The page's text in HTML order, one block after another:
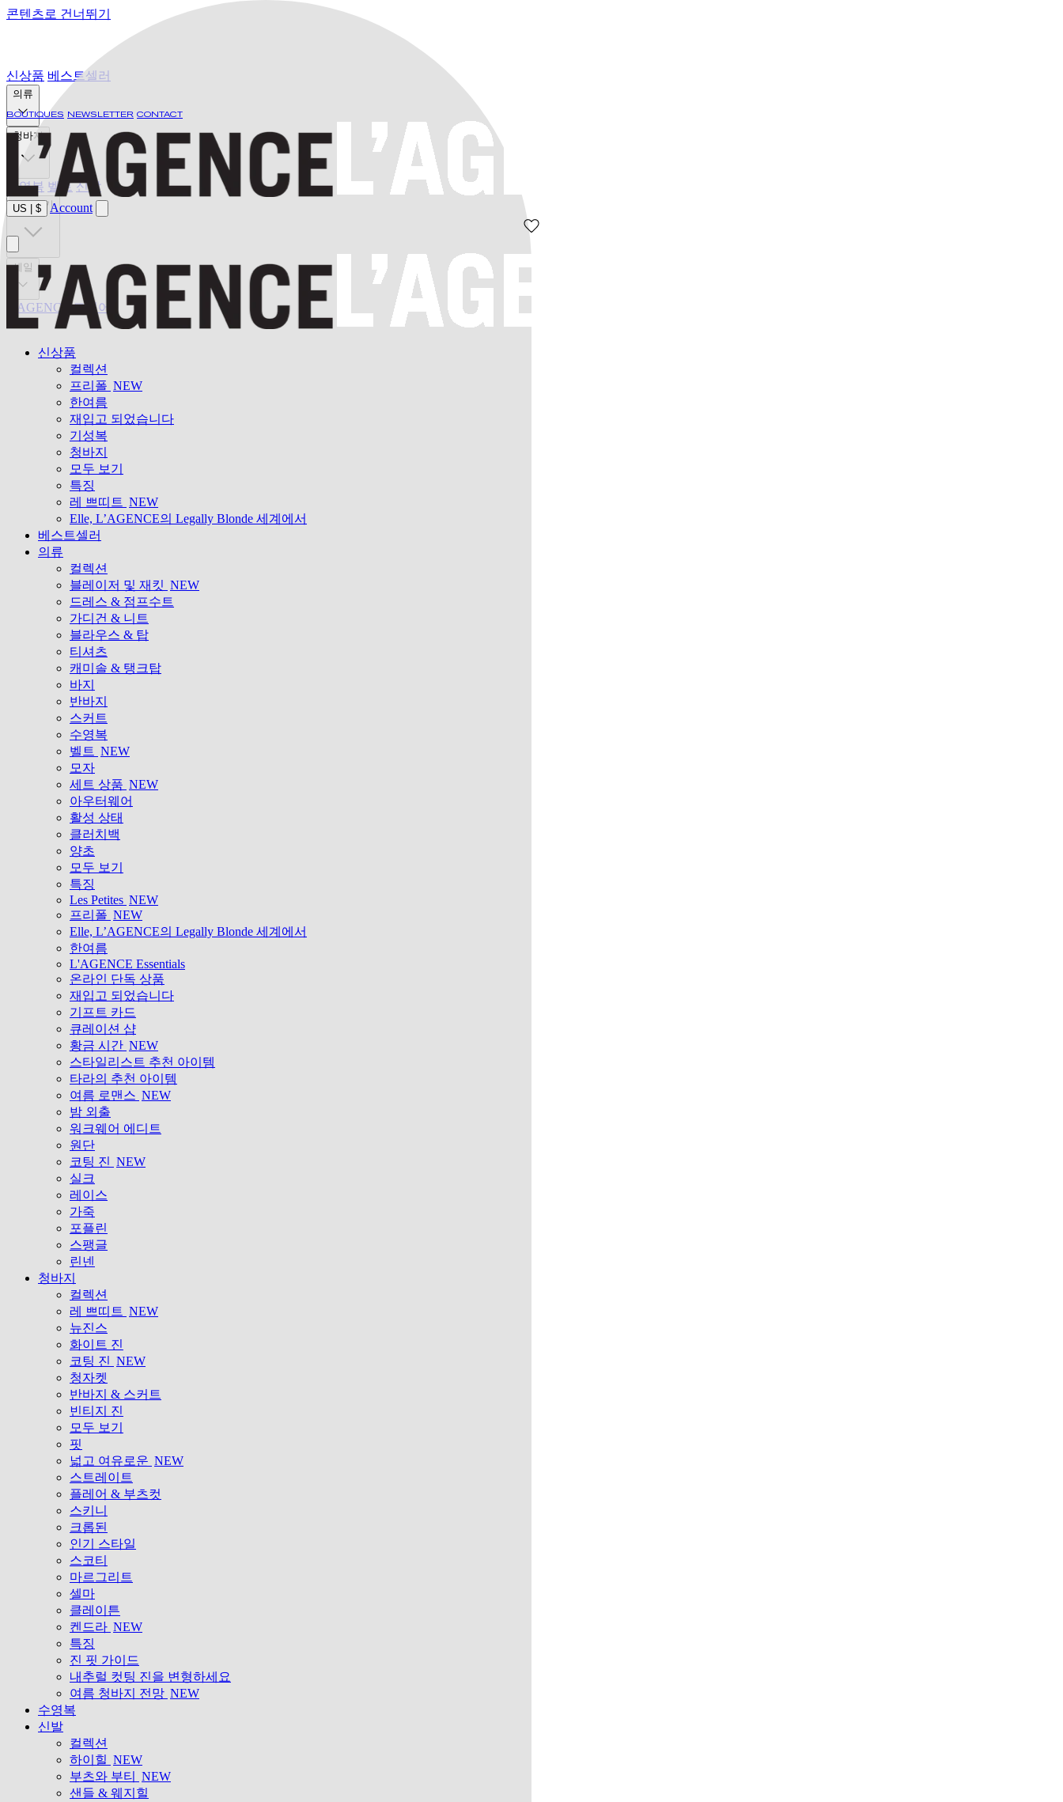
콘텐츠로 건너뛰기
BOUTIQUES NEWSLETTER CONTACT
US $ Account
신상품
컬렉션
프리폴 NEW
한여름
재입고 되었습니다
기성복
청바지
모두 보기
특징
레 쁘띠트 NEW
Elle, L’AGENCE의 Legally Blonde 세계에서
베스트셀러
의류
컬렉션
블레이저 및 재킷 NEW
드레스 & 점프수트
가디건 & 니트
블라우스 & 탑
티셔츠
캐미솔 & 탱크탑
바지
반바지
스커트
수영복
벨트 NEW
모자
세트 상품 NEW
아우터웨어
활성 상태
클러치백
양초
모두 보기
특징
Les Petites NEW
프리폴 NEW
Elle, L’AGENCE의 Legally Blonde 세계에서
한여름
L'AGENCE Essentials
온라인 단독 상품
재입고 되었습니다
기프트 카드
큐레이션 샵
황금 시간 NEW
스타일리스트 추천 아이템
타라의 추천 아이템
여름 로맨스 NEW
밤 외출
워크웨어 에디트
원단
코팅 진 NEW
실크
레이스
가죽
포플린
스팽글
린넨
청바지
컬렉션
레 쁘띠트 NEW
뉴진스
화이트 진
코팅 진 NEW
청자켓
반바지 & 스커트
빈티지 진
모두 보기
핏
넓고 여유로운 NEW
스트레이트
플레어 & 부츠컷
스키니
크롭된
인기 스타일
스코티
마르그리트
셀마
클레이튼
켄드라 NEW
특징
진 핏 가이드
내추럴 컷팅 진을 변형하세요
여름 청바지 전망 NEW
수영복
신발
컬렉션
하이힐 NEW
부츠와 부티
NEW
샌들 & 웨지힐
신상품 베스트셀러
의류
청바지
수영복 벨트 신발
발견하기
세일
L'AGENCE 드디어